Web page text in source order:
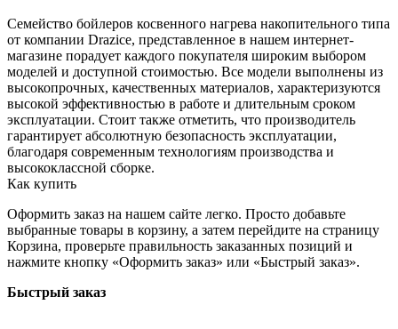
Семейство бойлеров косвенного нагрева накопительного типа
от компании Drazice, представленное в нашем интернет-
магазине порадует каждого покупателя широким выбором
моделей и доступной стоимостью. Все модели выполнены из
высокопрочных, качественных материалов, характеризуются
высокой эффективностью в работе и длительным сроком
эксплуатации. Стоит также отметить, что производитель
гарантирует абсолютную безопасность эксплуатации,
благодаря современным технологиям производства и
высококлассной сборке.
Как купить
Оформить заказ на нашем сайте легко. Просто добавьте
выбранные товары в корзину, а затем перейдите на страницу
Корзина, проверьте правильность заказанных позиций и
нажмите кнопку «Оформить заказ» или «Быстрый заказ».
Быстрый заказ